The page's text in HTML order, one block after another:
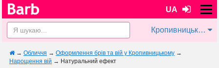
UA
Кропивницький
→ Обличчя → Оформлення брів та вій у Кропивницькому →
Нарощення вій → Натуральний ефект